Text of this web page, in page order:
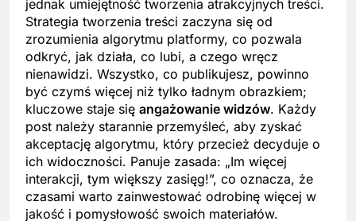
jednak umiejętność tworzenia atrakcyjnych treści.
Strategia tworzenia treści zaczyna się od
zrozumienia algorytmu platformy, co pozwala
odkryć, jak działa, co lubi, a czego wręcz
nienawidzi. Wszystko, co publikujesz, powinno
być czymś więcej niż tylko ładnym obrazkiem;
kluczowe staje się angażowanie widzów. Każdy
post należy starannie przemyśleć, aby zyskać
akceptację algorytmu, który przecież decyduje o
ich widoczności. Panuje zasada: „Im więcej
interakcji, tym większy zasięg!”, co oznacza, że
czasami warto zainwestować odrobinę więcej w
jakość i pomysłowość swoich materiałów.